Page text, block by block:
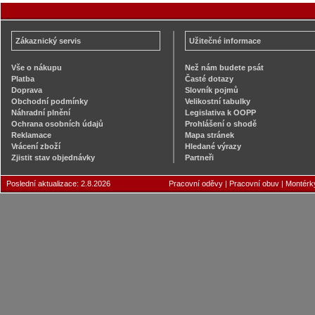
Zákaznický servis
Vše o nákupu
Platba
Doprava
Obchodní podmínky
Náhradní plnění
Ochrana osobních údajů
Reklamace
Vrácení zboží
Zjistit stav objednávky
Užitečné informace
Než nám budete psát
Časté dotazy
Slovník pojmů
Velikostní tabulky
Legislativa k OOPP
Prohlášení o shodě
Mapa stránek
Hledané výrazy
Partneři
Poslední aktualizace: 2.8.2026 Pracovní oděvy | Pracovní obuv |